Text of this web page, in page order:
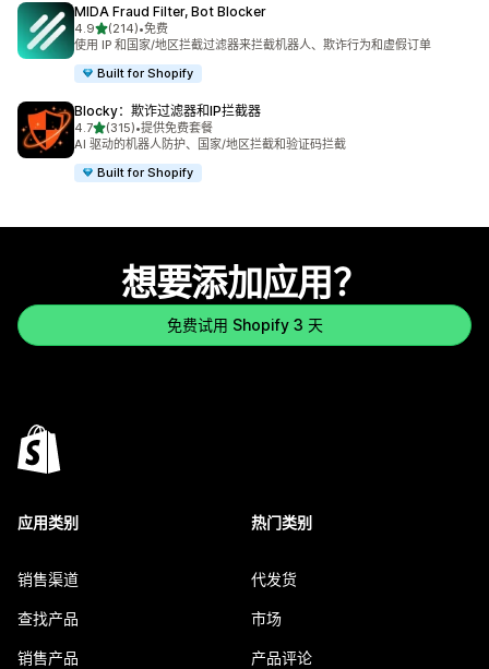
MIDA Fraud Filter, Bot Blocker
4.9星（满分 5 星）
(214)
总共 214 条评论
•免费
使用 IP 和国家/地区拦截过滤器来拦截机器人、欺诈行为和虚假订单
Built for Shopify
Blocky：欺诈过滤器和IP拦截器
4.7星（满分 5 星）
(315)
总共 315 条评论
•提供免费套餐
AI 驱动的机器人防护、国家/地区拦截和验证码拦截
Built for Shopify
想要添加应用？
免费试用 Shopify 3 天
应用类别
销售渠道
查找产品
销售产品
热门类别
代发货
市场
产品评论